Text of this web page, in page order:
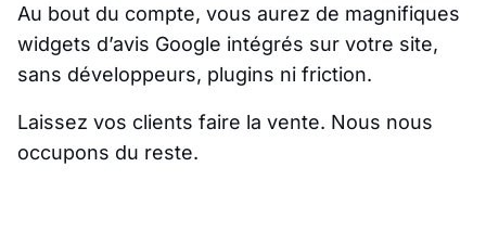
Au bout du compte, vous aurez de magnifiques
widgets d’avis Google intégrés sur votre site,
sans développeurs, plugins ni friction.
Laissez vos clients faire la vente. Nous nous
occupons du reste.